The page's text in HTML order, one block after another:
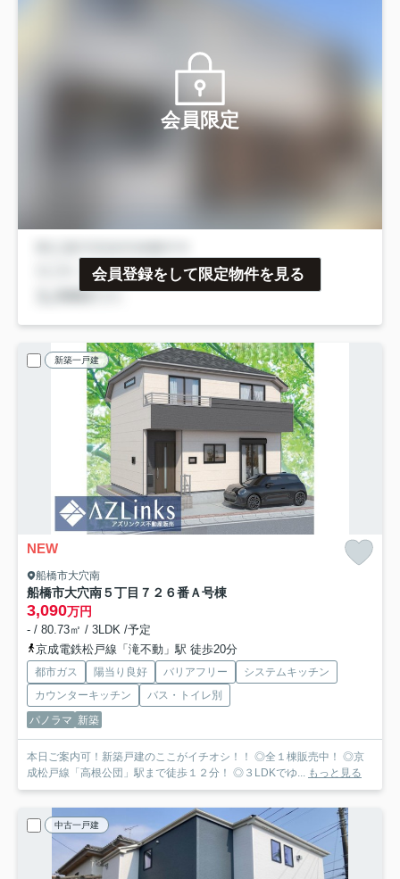
会員限定
会員登録をして限定物件を見る
新築一戸建
NEW
船橋市大穴南
船橋市大穴南５丁目７２６番Ａ号棟
3,090万円
- / 80.73㎡ / 3LDK /予定
京成電鉄松戸線「滝不動」駅 徒歩20分
都市ガス 陽当り良好 バリアフリー
システムキッチン
カウンターキッチン
バス・トイレ別
パノラマ 新築
本日ご案内可！新築戸建のここがイチオシ！！ ◎全１棟販売中！ ◎京
成松戸線「高根公団」駅まで徒歩１２分！ ◎３LDKでゆ... もっと見る
中古一戸建